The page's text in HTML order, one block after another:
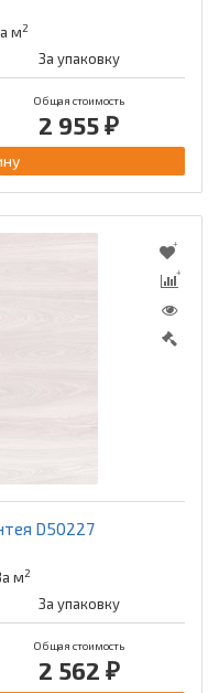
м2
За упаковку
Общая стоимость
2 955 ₽
D50227
м2
За упаковку
Общая стоимость
2 562 ₽